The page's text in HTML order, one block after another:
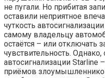
не пугали. Но прибитая
оставили неприятное
чуткость
самому владельцу
остаётся – или отключать
чувствительность.
автосигнализации Starline
приёмов